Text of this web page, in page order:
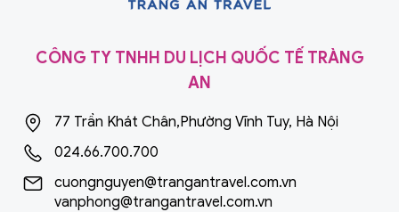
CÔNG TY TNHH DU LỊCH QUỐC TẾ TRÀNG
AN
77 Trần Khát Chân,Phường Vĩnh Tuy, Hà Nội
024.66.700.700
cuongnguyen@trangantravel.com.vn
vanphong@trangantravel.com.vn